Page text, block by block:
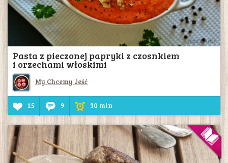
Pasta z pieczonej papryki z czosnkiem
i orzechami włoskimi
My Chcemy Jeść
15 9 30 min